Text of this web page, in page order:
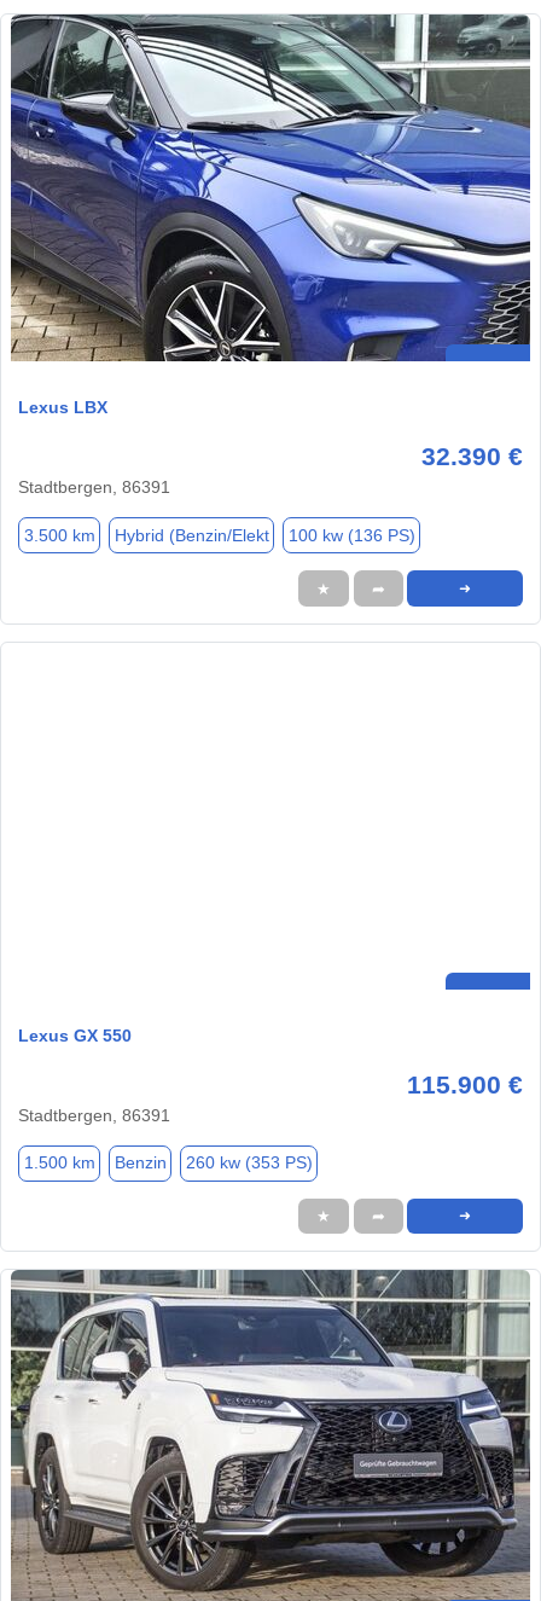
Lexus LBX
32.390 €
Stadtbergen, 86391
3.500 km Hybrid (Benzin/Elekt 100 kw (136 PS)
★ ➦ ➜
Lexus GX 550
115.900 €
Stadtbergen, 86391
1.500 km Benzin 260 kw (353 PS)
★ ➦ ➜